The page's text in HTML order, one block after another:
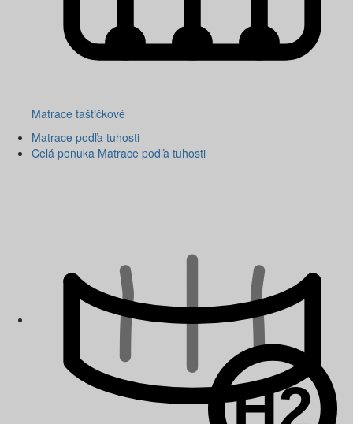
Matrace taštičkové
Matrace podľa tuhosti
Celá ponuka Matrace podľa tuhosti